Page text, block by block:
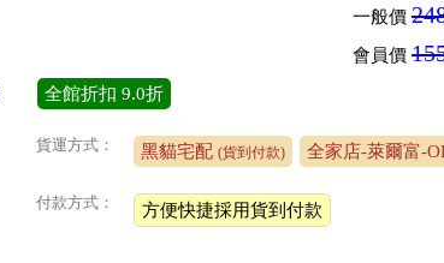
一般價
會員價
全館折扣 9.0折
貨運方式： 黑貓宅配(貨到付款) 全家店-萊爾富-
付款方式： 方便快捷採用貨到付款